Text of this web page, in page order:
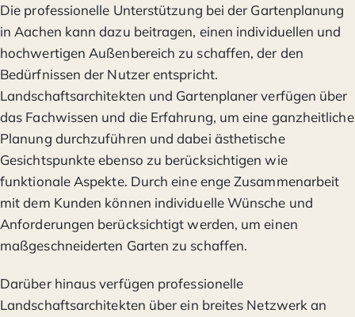
Die professionelle Unterstützung bei der Gartenplanung
in Aachen kann dazu beitragen, einen individuellen und
hochwertigen Außenbereich zu schaffen, der den
Bedürfnissen der Nutzer entspricht.
Landschaftsarchitekten und Gartenplaner verfügen über
das Fachwissen und die Erfahrung, um eine ganzheitliche
Planung durchzuführen und dabei ästhetische
Gesichtspunkte ebenso zu berücksichtigen wie
funktionale Aspekte. Durch eine enge Zusammenarbeit
mit dem Kunden können individuelle Wünsche und
Anforderungen berücksichtigt werden, um einen
maßgeschneiderten Garten zu schaffen.
Darüber hinaus verfügen professionelle
Landschaftsarchitekten über ein breites Netzwerk an